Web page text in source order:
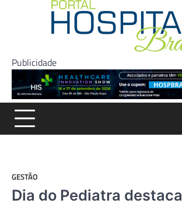
Publicidade
GESTÃO
Dia do Pediatra destaca